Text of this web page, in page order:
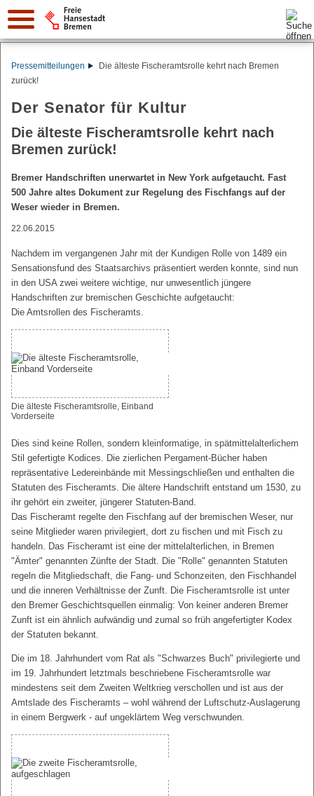
Suche:
Pressemitteilungen
Die älteste Fischeramtsrolle kehrt nach Bremen
zurück!
Der Senator für Kultur
Die älteste Fischeramtsrolle kehrt nach
Bremen zurück!
Bremer Handschriften unerwartet in New York aufgetaucht. Fast
500 Jahre altes Dokument zur Regelung des Fischfangs auf der
Weser wieder in Bremen.
22.06.2015
Nachdem im vergangenen Jahr mit der Kundigen Rolle von 1489 ein
Sensationsfund des Staatsarchivs präsentiert werden konnte, sind nun
in den USA zwei weitere wichtige, nur unwesentlich jüngere
Handschriften zur bremischen Geschichte aufgetaucht:
Die Amtsrollen des Fischeramts.
Die älteste Fischeramtsrolle, Einband
Vorderseite
Dies sind keine Rollen, sondern kleinformatige, in spätmittelalterlichem
Stil gefertigte Kodices. Die zierlichen Pergament-Bücher haben
repräsentative Ledereinbände mit Messingschließen und enthalten die
Statuten des Fischeramts. Die ältere Handschrift entstand um 1530, zu
ihr gehört ein zweiter, jüngerer Statuten-Band.
Das Fischeramt regelte den Fischfang auf der bremischen Weser, nur
seine Mitglieder waren privilegiert, dort zu fischen und mit Fisch zu
handeln. Das Fischeramt ist eine der mittelalterlichen, in Bremen
"Ämter" genannten Zünfte der Stadt. Die "Rolle" genannten Statuten
regeln die Mitgliedschaft, die Fang- und Schonzeiten, den Fischhandel
und die inneren Verhältnisse der Zunft. Die Fischeramtsrolle ist unter
den Bremer Geschichtsquellen einmalig: Von keiner anderen Bremer
Zunft ist ein ähnlich aufwändig und zumal so früh angefertigter Kodex
der Statuten bekannt.
Die im 18. Jahrhundert vom Rat als "Schwarzes Buch" privilegierte und
im 19. Jahrhundert letztmals beschriebene Fischeramtsrolle war
mindestens seit dem Zweiten Weltkrieg verschollen und ist aus der
Amtslade des Fischeramts – wohl während der Luftschutz-Auslagerung
in einem Bergwerk - auf ungeklärtem Weg verschwunden.